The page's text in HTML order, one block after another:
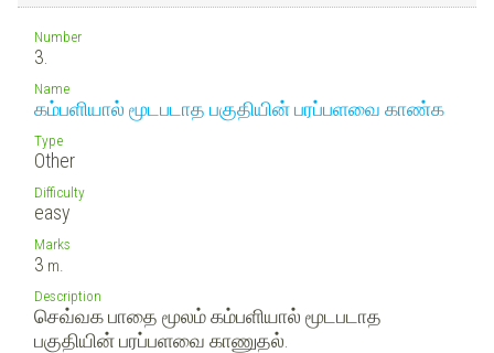
Number
3.
Name
கம்பளியால் மூடபடாத பகுதியின் பரப்பளவை காண்க
Type
Other
Difficulty
easy
Marks
3 m.
Description
செவ்வக பாதை மூலம் கம்பளியால் மூடபடாத
பகுதியின் பரப்பளவை காணுதல்.